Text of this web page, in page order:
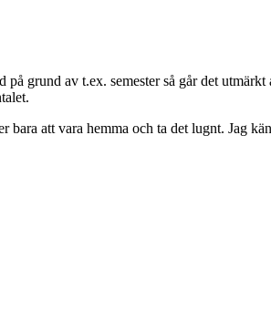
grund av t.ex. semester så går det
bara att vara hemma och ta det lugnt. Jag